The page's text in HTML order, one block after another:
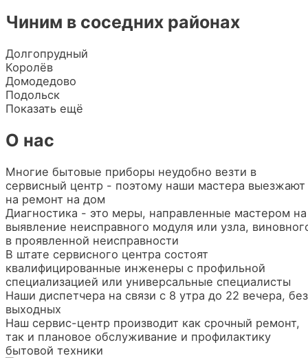
Чиним в соседних районах
Долгопрудный
Королёв
Домодедово
Подольск
Показать ещё
О нас
Многие бытовые приборы неудобно везти в
сервисный центр - поэтому наши мастера выезжают
на ремонт на дом
Диагностика - это меры, направленные мастером на
выявление неисправного модуля или узла,
в проявленной неисправности
В штате сервисного центра состоят
квалифицированные инженеры с профильной
специализацией или универсальные специалисты
Наши диспетчера на связи с 8 утра до 22 вечера, без
выходных
Наш сервис-центр производит как срочный ремонт,
так и плановое обслуживание и профилактику
бытовой техники